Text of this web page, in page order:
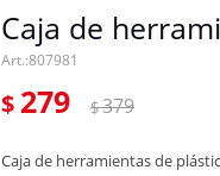
Caja de
807981
$ 279 $379
Caja de herramientas de